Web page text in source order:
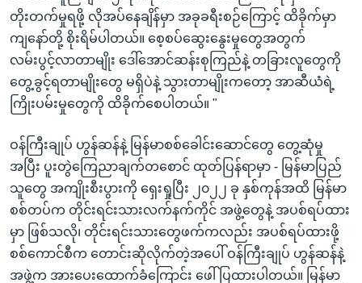
တိုးတက်မှုရဖို့ လိုအပ်နေချိန်မှာ အခုခရီးစဉ်ကြောင့် ထိခိုက်မှာ
ကျနော်တို့ စိုးရိမ်ပါတယ်။ စေ့စပ်ဆွေးနွေးမှုတွေအတွက်
လမ်းပွင့်လာတာမျိုး ဒေါ်အောင်ဆန်းစုကြည်နဲ့ တခြားလူတွေကို
တွေ့ခွင့်ရတာမျိုးတွေ မရှိပဲနဲ့ သွားတာမျိုးကတော့ အာဆီယံရဲ့
ကြိုးပမ်းမှုတွေကို ထိခိုက်စေပါတယ်။ "
ဝန်ကြီးချုပ် ဟွန်ဆန်နဲ့ မြန်မာစစ်ခေါင်းဆောင်တွေ တွေ့ဆုံမှု
အပြီး ပူးတွဲကြေညာချက်တစောင် ထုတ်ပြန်ရာမှာ - မြန်မာပြည်
သူတွေ အကျိုးစီးပွားကို ရှေးရှုပြီး ၂၀၂၂ ခု နှစ်ကုန်အထိ မြန်မာ
စစ်တပ်က တိုင်းရင်းသားလက်နက်ကိုင် အဖွဲ့တွေနဲ့ အပစ်ရပ်ထား
မှာ ဖြစ်သလို၊ တိုင်းရင်းသားတွေဖက်ကလည်း အပစ်ရပ်ထားဖို့
စစ်ကောင်စီက တောင်းဆိုလိုက်တဲ့အပေါ် ဝန်ကြီးချုပ် ဟွန်ဆန်နဲ့
အဖွဲ့က အားပေးထောက်ခံကြောင်း ဖေါ်ပြထားပါတယ်။ မြန်မာ